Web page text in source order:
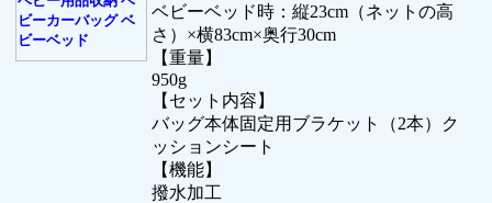
ベビーベッド時：縦23cm（ネットの高
さ）×横83cm×奥行30cm
【重量】
950g
【セット内容】
バッグ本体固定用ブラケット（2本）ク
ッションシート
【機能】
撥水加工